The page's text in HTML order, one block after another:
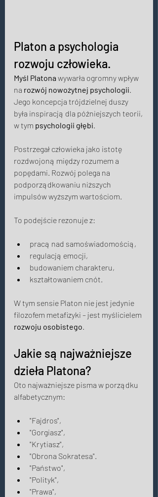
Platon a psychologia
rozwoju człowieka.
Myśl Platona wywarła ogromny wpływ
na rozwój nowożytnej psychologii.
Jego koncepcja trójdzielnej duszy
była inspiracją dla późniejszych teorii,
w tym psychologii głębi.
Postrzegał człowieka jako istotę
rozdwojoną między rozumem a
popędami. Rozwój polega na
podporządkowaniu niższych
impulsów wyższym wartościom.
To podejście rezonuje z:
pracą nad samoświadomością,
regulacją emocji,
budowaniem charakteru,
kształtowaniem cnót.
W tym sensie Platon nie jest jedynie
filozofem metafizyki – jest myślicielem
rozwoju osobistego.
Jakie są najważniejsze
dzieła Platona?
Oto najważniejsze pisma w porządku
alfabetycznym:
"Fajdros",
"Gorgiasz",
"Krytiasz",
"Obrona Sokratesa".
"Państwo",
"Polityk",
"Prawa",